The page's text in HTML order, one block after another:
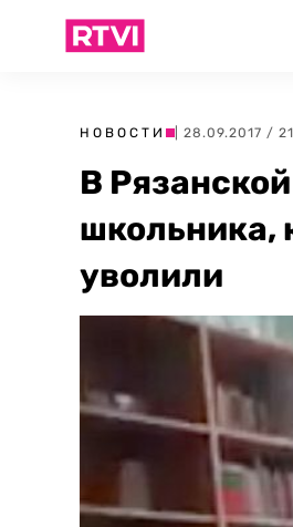
НОВОСТИ | 28.09.2017 /
В
школьника,
уволили